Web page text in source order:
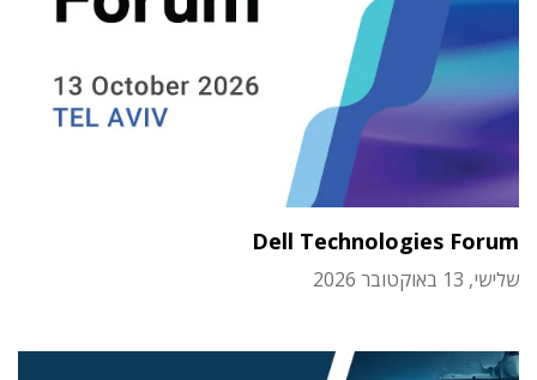
Dell Technologies Forum
שלישי, 13 באוקטובר 2026